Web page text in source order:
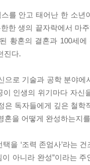
를 안고 태어난 한 소
한한 생의 끝자락에서 마
황혼의 결혼과 100세
진다.
으로 기술과 공학 분야
이 인생의 위기마다 자신
은 독자들에게 깊은 철
혼을 어떻게 완성하는지
을 ‘조력 존엄사’라는
이 아니라 완성”이라는